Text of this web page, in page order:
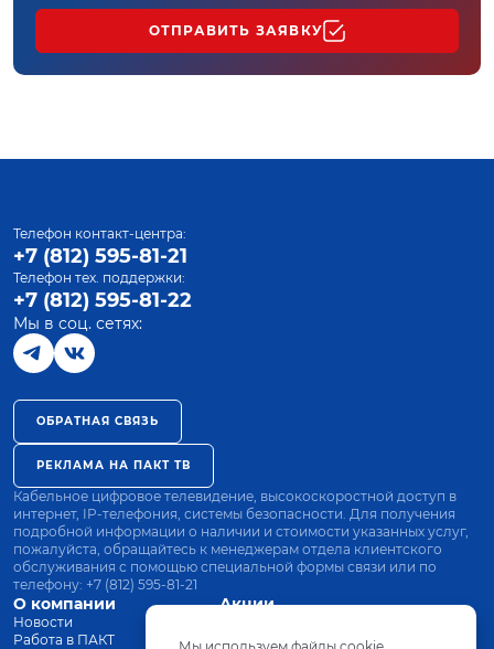
ОТПРАВИТЬ ЗАЯВКУ
О компании
Новости
Работа в ПАКТ
Акции
Оплата
Телефон контакт-центра:
+7 (812) 595-81-21
Телефон тех. поддержки:
+7 (812) 595-81-22
Мы в соц. сетях:
ОБРАТНАЯ СВЯЗЬ
РЕКЛАМА НА ПАКТ ТВ
Кабельное цифровое телевидение, высокоскоростной доступ в
интернет, IP-телефония, системы безопасности. Для получения
подробной информации о наличии и стоимости указанных услуг,
пожалуйста, обращайтесь к менеджерам отдела клиентского
обслуживания с помощью специальной формы связи или по
телефону: +7 (812) 595-81-21